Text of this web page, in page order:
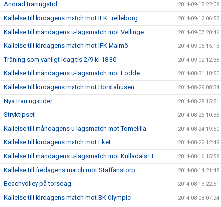
Ändrad träningstid 2014-09-15 22:08
Kallelse till lördagens match mot IFK Trelleborg 2014-09-12 06:53
Kallelse till måndagens u-lagsmatch mot Vellinge 2014-09-07 20:46
Kallelse till lördagens match mot IFK Malmö 2014-09-05 15:13
Träning som vanligt idag tis 2/9 kl 18:30 2014-09-02 12:35
Kallelse till måndagens u-lagsmatch mot Lödde 2014-08-31 18:50
Kallelse till lördagens match mot Borstahusen 2014-08-29 08:34
Nya träningstider 2014-08-28 15:51
Stryktipset 2014-08-26 10:35
Kallelse till måndagens u-lagsmatch mot Tomelilla 2014-08-24 19:50
Kallelse till lördagens match mot Eket 2014-08-22 12:49
Kallelse till måndagens u-lagsmatch mot Kulladals FF 2014-08-16 15:58
Kallelse till fredagens match mot Staffanstorp 2014-08-14 21:48
Beachvolley på torsdag 2014-08-13 22:51
Kallelse till lördagens match mot BK Olympic 2014-08-08 07:24